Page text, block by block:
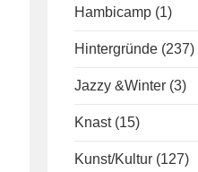
Hambicamp (1)
Hintergründe (237)
Jazzy &Winter (3)
Knast (15)
Kunst/Kultur (127)